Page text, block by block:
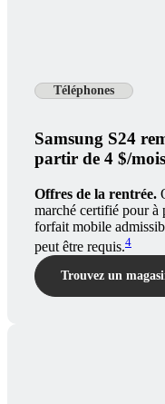
Téléphones
Samsung S24
partir de 4 $/mois
Offres de la rentrée.
marché certifié pour
forfait mobile
peut être requis.4
Trouvez un